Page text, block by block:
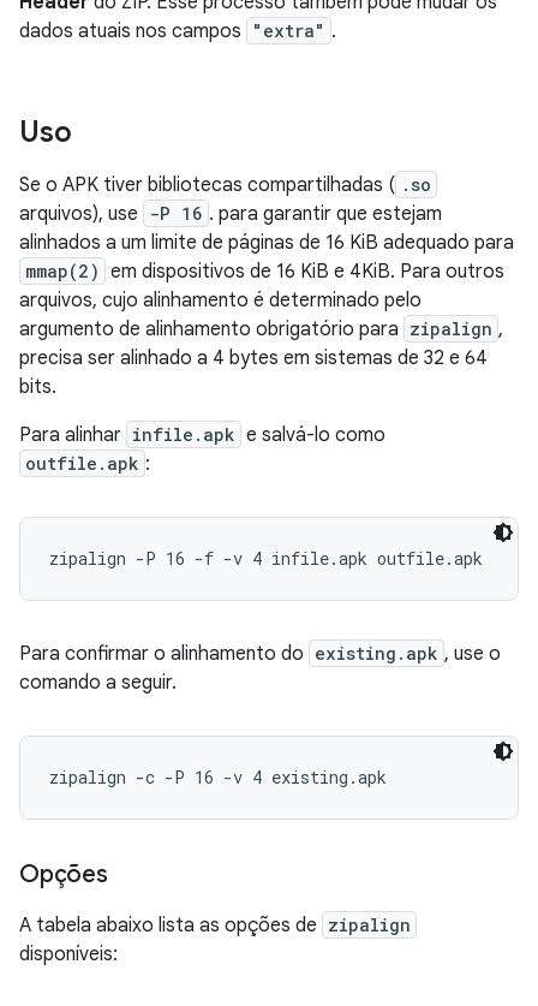
dados atuais nos campos
"extra" .
Uso
Se o APK tiver bibliotecas compartilhadas ( .so
arquivos), use -P 16 . para garantir que estejam
alinhados a um limite de páginas de 16 KiB adequado para
mmap(2) em dispositivos de 16 KiB e 4KiB. Para outros
arquivos, cujo alinhamento é determinado pelo
argumento de alinhamento obrigatório para zipalign ,
precisa ser alinhado a 4 bytes em sistemas de 32 e 64
bits.
Para alinhar infile.apk e salvá-lo como
outfile.apk :
zipalign -P 16 -f -v 4 infile.apk outfile.apk
Para confirmar o alinhamento do existing.apk , use o
comando a seguir.
zipalign -c -P 16 -v 4 existing.apk
Opções
A tabela abaixo lista as opções de zipalign
disponíveis: